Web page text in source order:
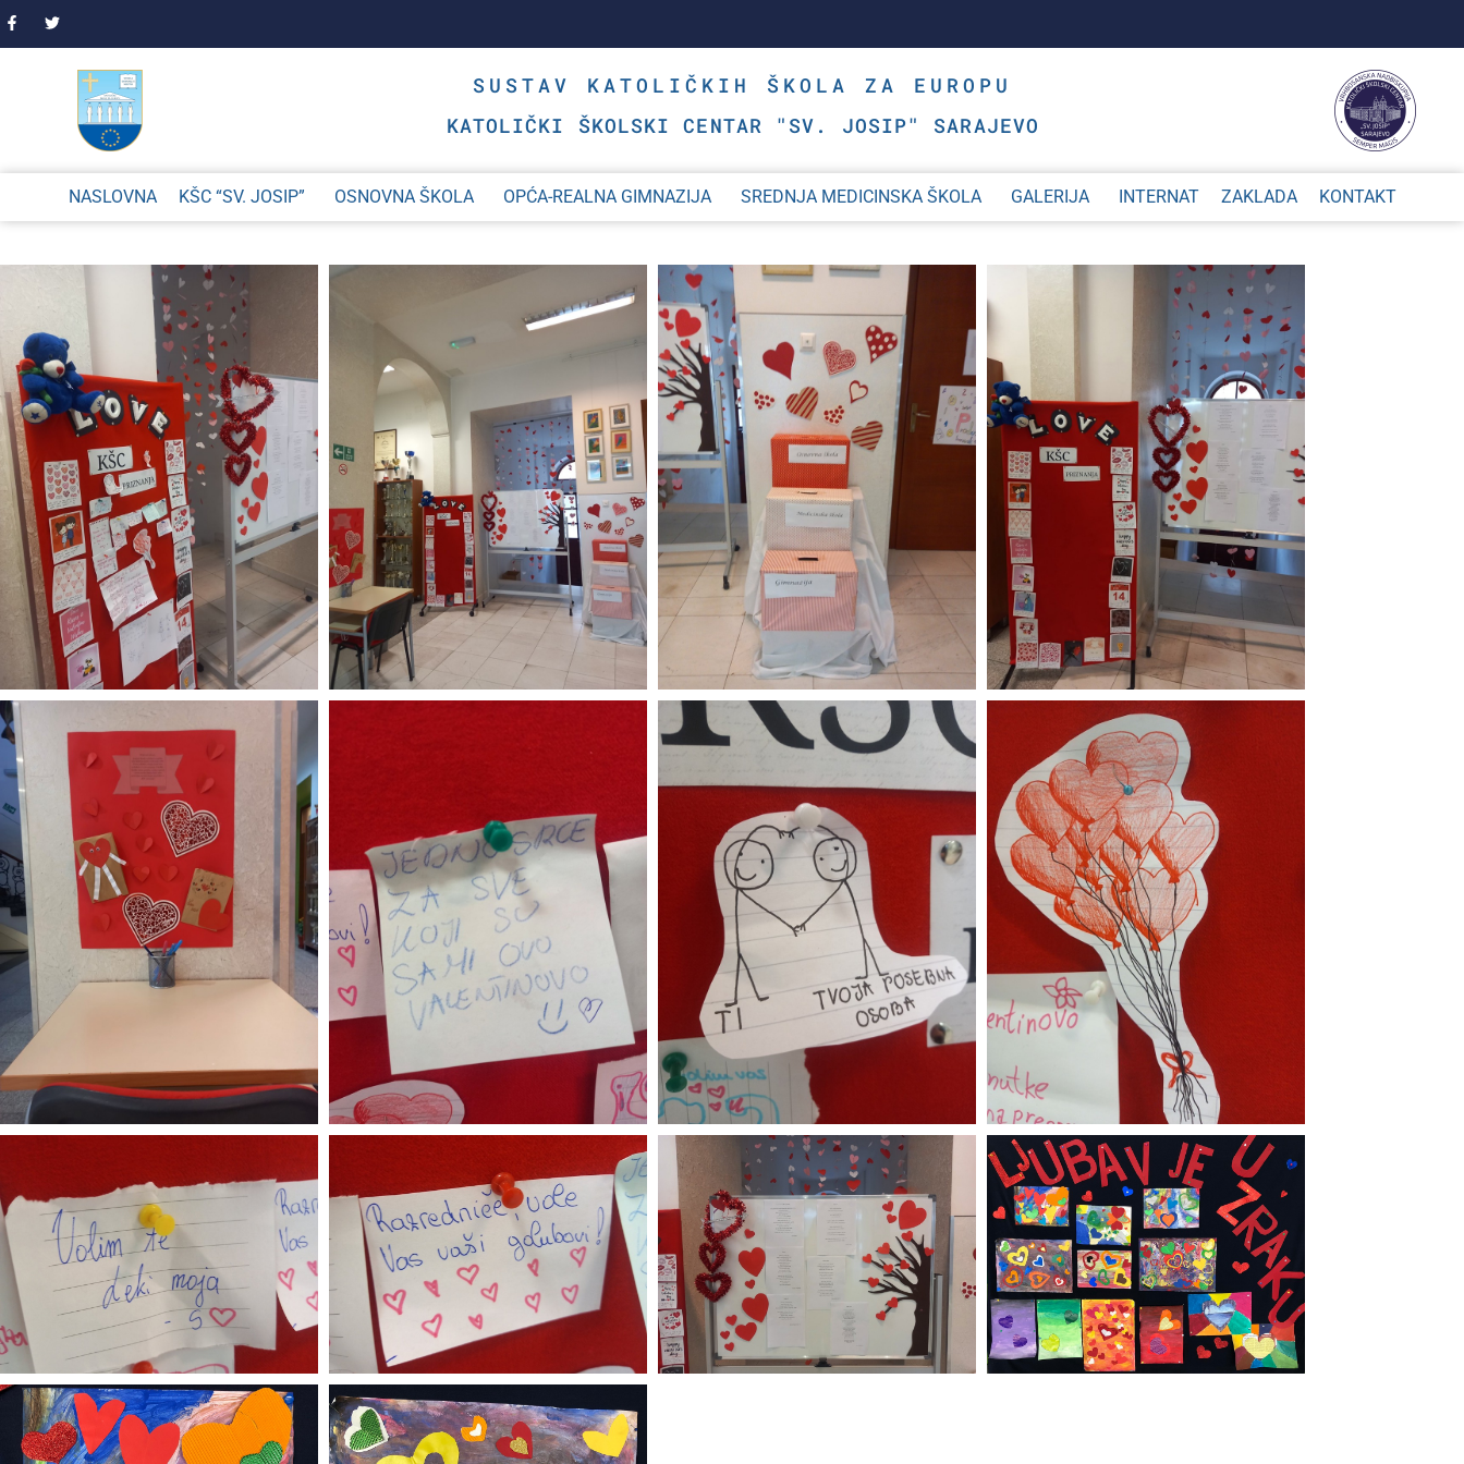
SUSTAV KATOLIČKIH ŠKOLA ZA EUROPU
KATOLIČKI ŠKOLSKI CENTAR "SV. JOSIP" SARAJEVO
NASLOVNA KŠC “SV. JOSIP” OSNOVNA ŠKOLA OPĆA-REALNA GIMNAZIJA SREDNJA MEDICINSKA ŠKOLA GALERIJA INTERNAT ZAKLADA KONTAKT